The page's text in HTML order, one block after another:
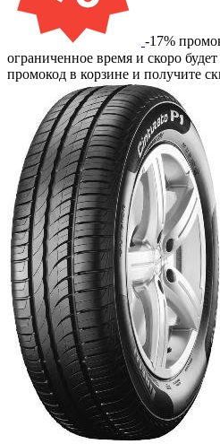
-17%
ограниченное время и скоро
промокод в корзине и получите